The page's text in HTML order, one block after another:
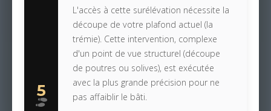
5
L'accès à cette surélévation nécessite la
découpe de votre plafond actuel (la
trémie). Cette intervention, complexe
d'un point de vue structurel (découpe
de poutres ou solives), est exécutée
avec la plus grande précision pour ne
pas affaiblir le bâti.